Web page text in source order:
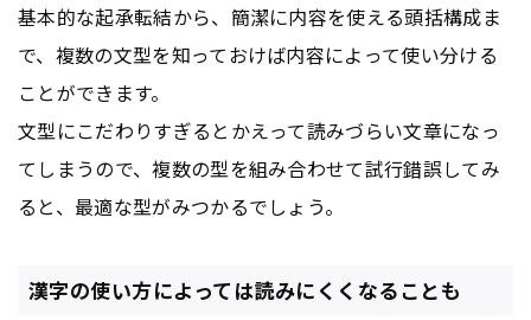
基本的な起承転結から、簡潔に内容を使える頭括構成ま
で、複数の文型を知っておけば内容によって使い分ける
ことができます。
文型にこだわりすぎるとかえって読みづらい文章になっ
てしまうので、複数の型を組み合わせて試行錯誤してみ
ると、最適な型がみつかるでしょう。
漢字の使い方によっては読みにくくなることも